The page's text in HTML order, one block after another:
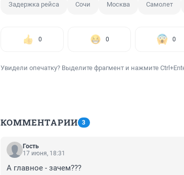
Задержка рейса Сочи Москва Самолет
0 0 0
Увидели опечатку? Выделите фрагмент и нажмите
КОММЕНТАРИИ 3
Гость
17 июня, 18:31
А главное - зачем???